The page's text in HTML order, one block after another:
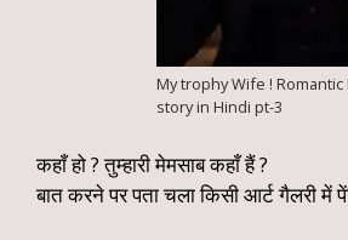
My trophy Wife ! Romantic
story in Hindi pt-3
कहाँ हो ? तुम्हारी मेमसाब कहाँ हैं ?
बात करने पर पता चला किसी आर्ट गैलरी में